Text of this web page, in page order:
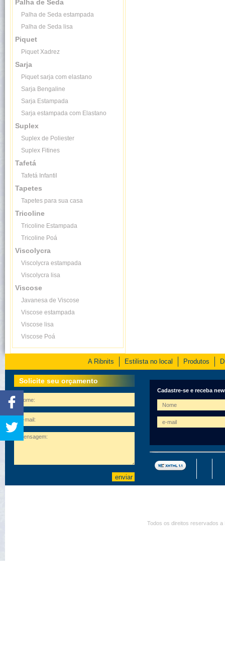
Palha de Seda
Palha de Seda estampada
Palha de Seda lisa
Piquet
Piquet Xadrez
Sarja
Piquet sarja com elastano
Sarja Bengaline
Sarja Estampada
Sarja estampada com Elastano
Suplex
Suplex de Poliester
Suplex Fitines
Tafetá
Tafetá Infantil
Tapetes
Tapetes para sua casa
Tricoline
Tricoline Estampada
Tricoline Poá
Viscolycra
Viscolycra estampada
Viscolycra lisa
Viscose
Javanesa de Viscose
Viscose estampada
Viscose lisa
Viscose Poá
A Ribnits Estilista no local Produtos
Solicite seu orçamento
Cadastre-se e receba
Todos os direitos reservados a